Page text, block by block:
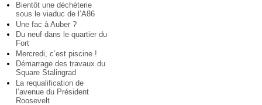
Bientôt une déchèterie
sous le viaduc de l’A86
Une fac à Auber ?
Du neuf dans le quartier du
Fort
Mercredi, c’est piscine !
Démarrage des travaux du
Square Stalingrad
La requalification de
l’avenue du Président
Roosevelt